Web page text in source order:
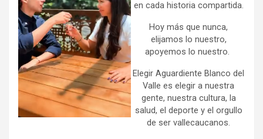
en cada historia compartida.
Hoy más que nunca,
elijamos lo nuestro,
apoyemos lo nuestro.
Elegir Aguardiente Blanco del
Valle es elegir a nuestra
gente, nuestra cultura, la
salud, el deporte y el orgullo
de ser vallecaucanos.